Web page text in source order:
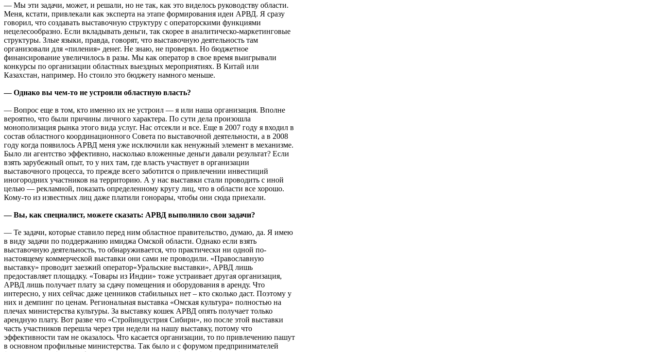
— Мы эти задачи, может, и решали, но не так, как это виделось руководству области.
Меня, кстати, привлекали как эксперта на этапе формирования идеи АРВД. Я сразу
говорил, что создавать выставочную структуру с операторскими функциями
нецелесообразно. Если вкладывать деньги, так скорее в аналитическо-маркетинговые
структуры. Злые языки, правда, говорят, что выставочную деятельность там
организовали для «пиления» денег. Не знаю, не проверял. Но бюджетное
финансирование увеличилось в разы. Мы как оператор в свое время выигрывали
конкурсы по организации областных выездных мероприятиях. В Китай или
Казахстан, например. Но стоило это бюджету намного меньше.
— Однако вы чем-то не устроили областную власть?
— Вопрос еще в том, кто именно их не устроил — я или наша организация. Вполне
вероятно, что были причины личного характера. По сути дела произошла
монополизация рынка этого вида услуг. Нас отсекли и все. Еще в 2007 году я входил в
состав областного координационного Совета по выставочной деятельности, а в 2008
году когда появилось АРВД меня уже исключили как ненужный элемент в механизме.
Было ли агентство эффективно, насколько вложенные деньги давали результат? Если
взять зарубежный опыт, то у них там, где власть участвует в организации
выставочного процесса, то прежде всего заботится о привлечении инвестиций
иногородних участников на территорию. А у нас выставки стали проводить с иной
целью — рекламной, показать определенному кругу лиц, что в области все хорошо.
Кому-то из известных лиц даже платили гонорары, чтобы они сюда приехали.
— Вы, как специалист, можете сказать: АРВД выполнило свои задачи?
— Те задачи, которые ставило перед ним областное правительство, думаю, да. Я имею
в виду задачи по поддержанию имиджа Омской области. Однако если взять
выставочную деятельность, то обнаруживается, что практически ни одной по-
настоящему коммерческой выставки они сами не проводили. «Православную
выставку» проводит заезжий оператор«Уральские выставки», АРВД лишь
предоставляет площадку. «Товары из Индии» тоже устраивает другая организация,
АРВД лишь получает плату за сдачу помещения и оборудования в аренду. Что
интересно, у них сейчас даже ценников стабильных нет – кто сколько даст. Поэтому у
них и демпинг по ценам. Региональная выставка «Омская культура» полностью на
плечах министерства культуры. За выставку кошек АРВД опять получает только
арендную плату. Вот разве что «Стройиндустрия Сибири», но после этой выставки
часть участников перешла через три недели на нашу выставку, потому что
эффективности там не оказалось. Что касается организации, то по привлечению пашут
в основном профильные министерства. Так было и с форумом предпринимателей